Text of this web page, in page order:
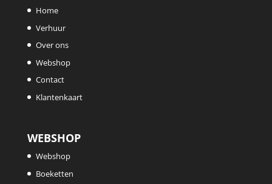
Home
Verhuur
Over ons
Webshop
Contact
Klantenkaart
WEBSHOP
Webshop
Boeketten